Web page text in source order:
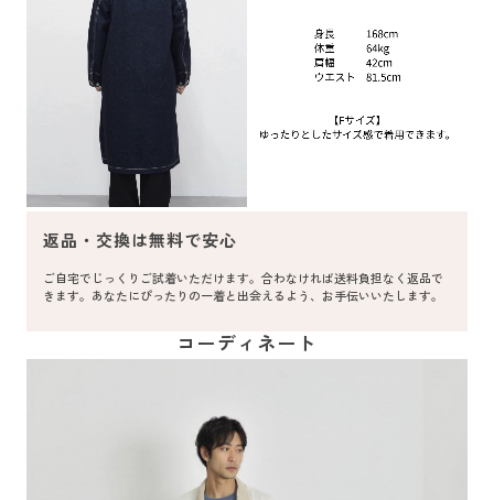
返品・交換は無料で安心
ご自宅でじっくりご試着いただけます。合わなければ送料負担なく返品で
きます。あなたにぴったりの一着と出会えるよう、お手伝いいたします。
コーディネート